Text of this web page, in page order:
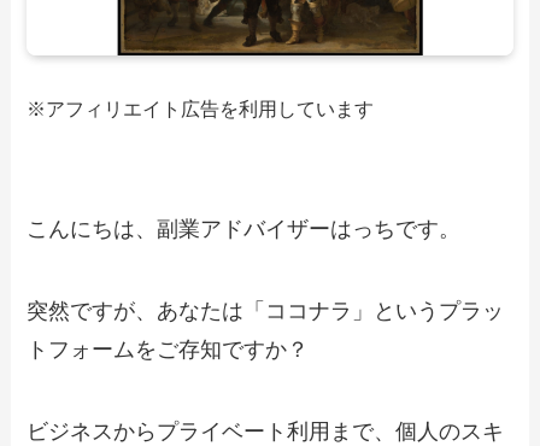
※アフィリエイト広告を利用しています
こんにちは、副業アドバイザーはっちです。
突然ですが、あなたは「ココナラ」というプラッ
トフォームをご存知ですか？
ビジネスからプライベート利用まで、個人のスキ